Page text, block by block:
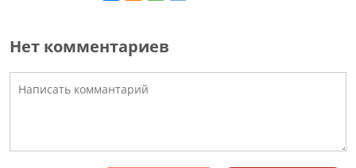
Нет комментариев